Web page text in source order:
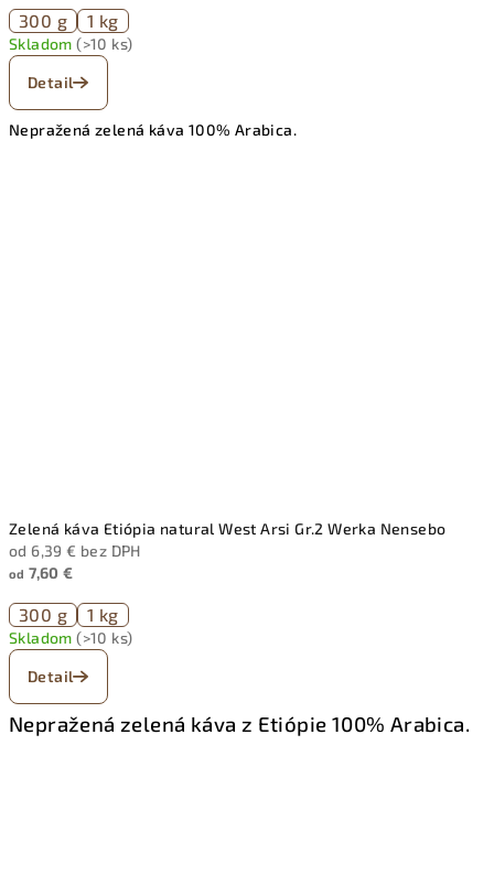
300 g 1 kg
Skladom(>10 ks)
Detail
Nepražená zelená káva 100% Arabica.
Zelená káva Etiópia natural West Arsi Gr.2 Werka Nensebo
od 6,39 € bez DPH
od 7,60 €
300 g 1 kg
Skladom(>10 ks)
Detail
Nepražená zelená káva z Etiópie 100% Arabica.